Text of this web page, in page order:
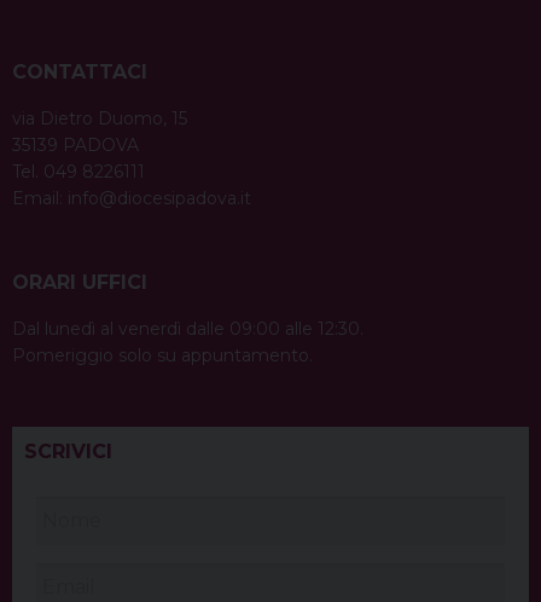
CONTATTACI
via Dietro Duomo, 15
35139 PADOVA
Tel. 049 8226111
Email: info@diocesipadova.it
ORARI UFFICI
Dal lunedì al venerdì dalle 09:00 alle 12:30.
Pomeriggio solo su appuntamento.
SCRIVICI